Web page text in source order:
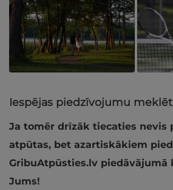
Iespējas piedzīvojumu
Ja tomēr drīzāk tiecaties nevis
atpūtas, bet azartiskākiem
GribuAtpūsties.lv piedāvājumā
Jums!